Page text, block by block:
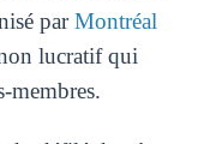
parMontréal
lucratif qui
membres.